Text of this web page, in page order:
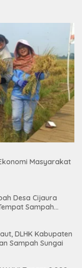
Masyarakat
Desa Cijaura
Sampah
DLHK Kabupaten
Sampah Sungai